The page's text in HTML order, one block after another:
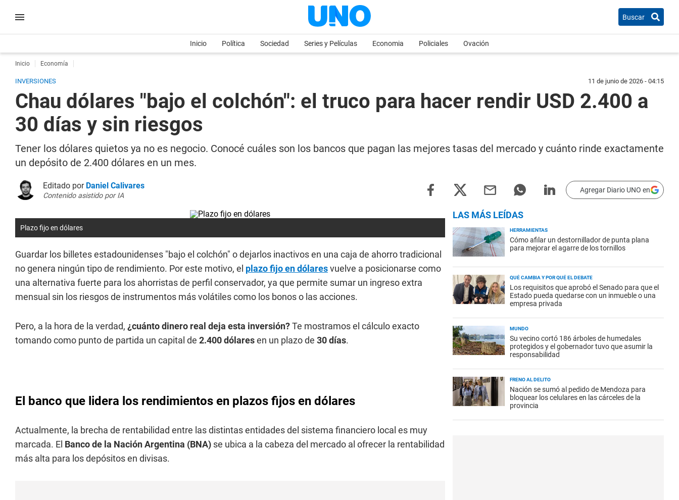
Buscar
Inicio Política Sociedad Series y Películas Economia Policiales Ovación
Inicio Economía
INVERSIONES 11 de junio de 2026 - 04:15
Chau dólares "bajo el colchón": el truco para hacer rendir USD 2.400 a
30 días y sin riesgos
Tener los dólares quietos ya no es negocio. Conocé cuáles son los bancos que pagan las mejores tasas del mercado y cuánto rinde exactamente
un depósito de 2.400 dólares en un mes.
Editado por Daniel Calivares
Contenido asistido por IA
Agregar Diario UNO en
Plazo fijo en dólares
Guardar los billetes estadounidenses "bajo el colchón" o dejarlos inactivos en una caja de ahorro tradicional
no genera ningún tipo de rendimiento. Por este motivo, el plazo fijo en dólaresvuelve a posicionarse como
una alternativa fuerte para los ahorristas de perfil conservador, ya que permite sumar un ingreso extra
mensual sin los riesgos de instrumentos más volátiles como los bonos o las acciones.
Pero, a la hora de la verdad, ¿cuánto dinero real deja esta inversión?Te mostramos el cálculo exacto
tomando como punto de partida un capital de 2.400 dólaresen un plazo de 30 días.
El banco que lidera los rendimientos en plazos fijos en dólares
Actualmente, la brecha de rentabilidad entre las distintas entidades del sistema financiero local es muy
marcada. El Banco de la Nación Argentina (BNA) se ubica a la cabeza del mercado al ofrecer la rentabilidad
más alta para los depósitos en divisas.
LAS MÁS LEÍDAS
HERRAMIENTAS
Cómo afilar un destornillador de punta plana
para mejorar el agarre de los tornillos
QUÉ CAMBIA Y POR QUÉ EL DEBATE
Los requisitos que aprobó el Senado para que el
Estado pueda quedarse con un inmueble o una
empresa privada
MUNDO
Su vecino cortó 186 árboles de humedales
protegidos y el gobernador tuvo que asumir la
responsabilidad
FRENO AL DELITO
Nación se sumó al pedido de Mendoza para
bloquear los celulares en las cárceles de la
provincia